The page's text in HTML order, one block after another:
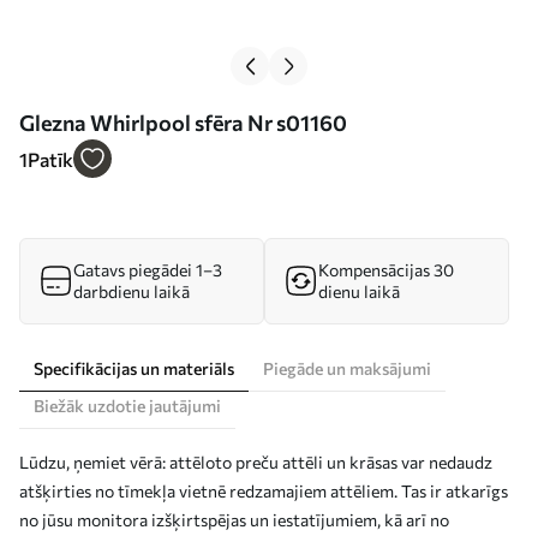
Glezna Whirlpool sfēra Nr s01160
1Patīk
Gatavs piegādei 1–3
darbdienu laikā
Kompensācijas 30
dienu laikā
Specifikācijas un materiāls
Piegāde un maksājumi
Biežāk uzdotie jautājumi
Lūdzu, ņemiet vērā: attēloto preču attēli un krāsas var nedaudz
atšķirties no tīmekļa vietnē redzamajiem attēliem. Tas ir atkarīgs
no jūsu monitora izšķirtspējas un iestatījumiem, kā arī no